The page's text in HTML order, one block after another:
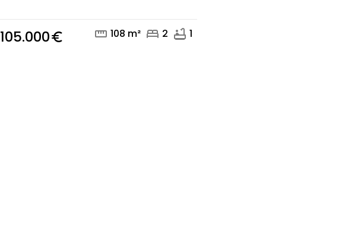
105.000euro_symbol straighten 108 m² bed 2 bathtub 1